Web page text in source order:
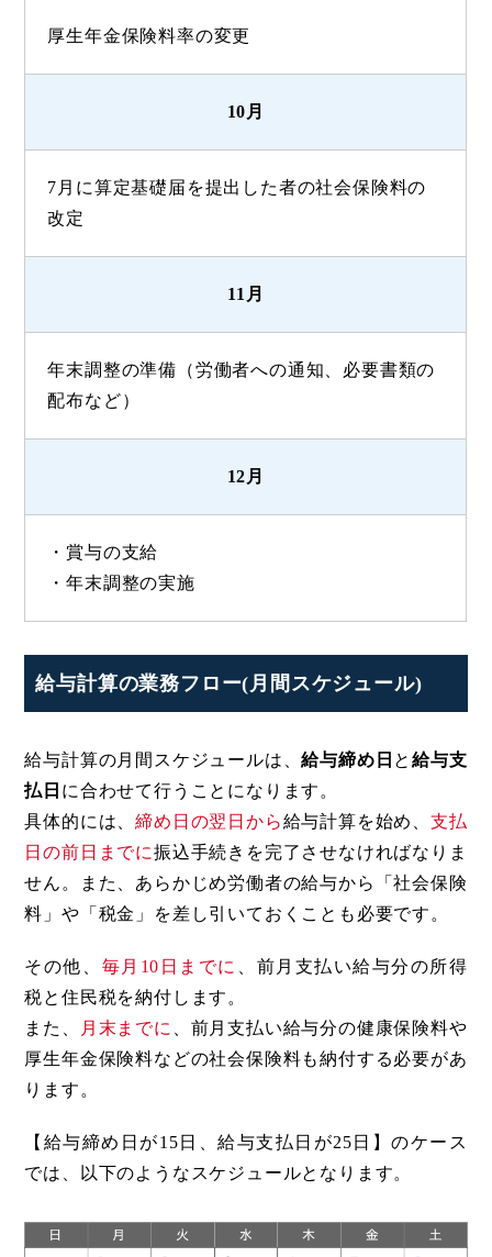
厚生年金保険料率の変更
10月
7月に算定基礎届を提出した者の社会保険料の
改定
11月
年末調整の準備（労働者への通知、必要書類の
配布など）
12月
・賞与の支給
・年末調整の実施
給与計算の業務フロー(月間スケジュール)
給与計算の月間スケジュールは、給与締め日 と給与支
払日 に合わせて行うことになります。
具体的には、締め日の翌日から給与計算を始め、支払
日の前日までに振込手続きを完了させなければなりま
せん。また、あらかじめ労働者の給与から「社会保険
料」や「税金」を差し引いておくことも必要です。
その他、 毎月10日までに
、前月支払い給与分の所得
税と住民税を納付します。
また、
月末までに
、前月支払い給与分の健康保険料や
厚生年金保険料などの社会保険料も納付する必要があ
ります。
【給与締め日が15日、給与支払日が25日】のケース
では、以下のようなスケジュールとなります。